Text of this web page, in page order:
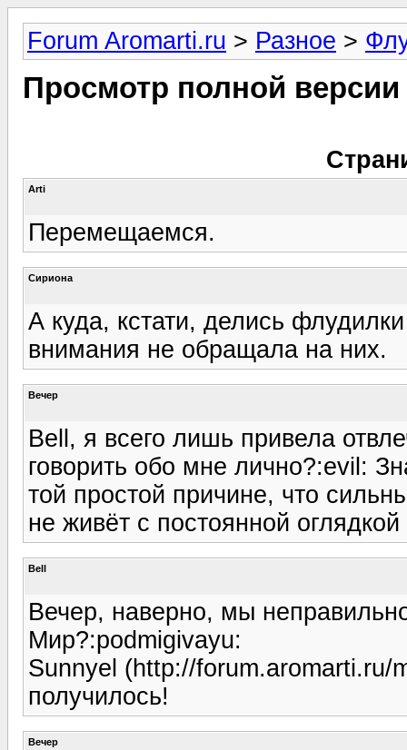
Forum Aromarti.ru > Разное >
Просмотр полной
Arti
Перемещаемся.
Сириона
А куда, кстати, делись
внимания не обращала на них.
Вечер
Bell, я всего лишь привела
говорить обо мне лично?:evil:
той простой причине, что
не живёт с постоянной
Bell
Вечер, наверно, мы
Мир?:podmigivayu:
Sunnyel (http://forum.aromarti.ru/
получилось!
Вечер